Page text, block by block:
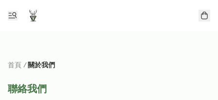
首頁 / 關於我們
聯絡我們